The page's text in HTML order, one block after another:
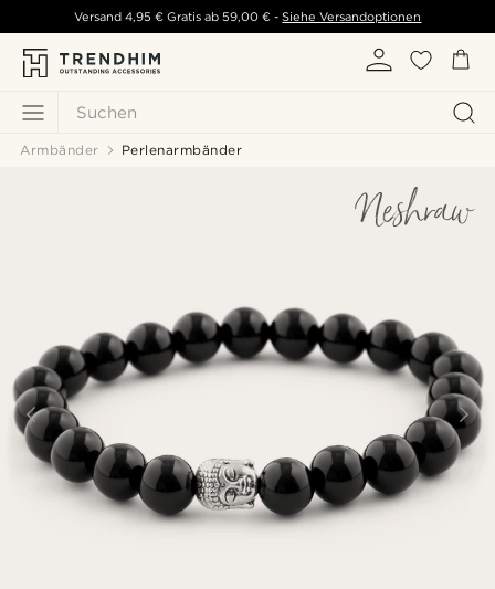
Suchen
Versand 4,95 € Gratis ab 59,00 € - Siehe Versandoptionen
Armbänder Perlenarmbänder